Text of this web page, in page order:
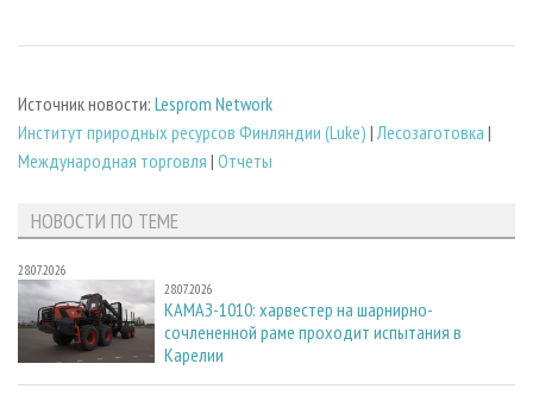
Источник новости: Lesprom Network
Институт природных ресурсов Финляндии (Luke) |Лесозаготовка |
Международная торговля | Отчеты
НОВОСТИ ПО ТЕМЕ
28.07.2026
28.07.2026
КАМАЗ-1010: харвестер на шарнирно-
сочлененной раме проходит испытания в
Карелии